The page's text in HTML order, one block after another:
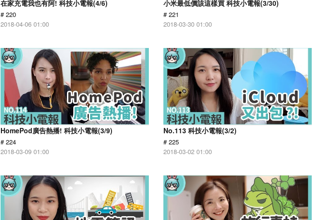
在家充電我也有阿! 科技小電報(4/6)
# 220
2018-04-06 01:00
小米最低價該這樣買 科技小電報(3/30)
# 221
2018-03-30 01:00
HomePod廣告熱播! 科技小電報(3/9)
# 224
2018-03-09 01:00
No.113 科技小電報(3/2)
# 225
2018-03-02 01:00